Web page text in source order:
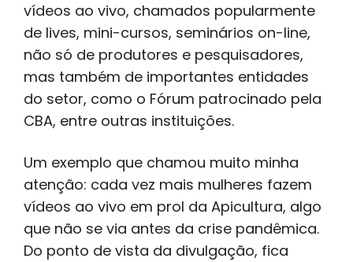
vídeos ao vivo, chamados popularmente
de lives, mini-cursos, seminários on-line,
não só de produtores e pesquisadores,
mas também de importantes entidades
do setor, como o Fórum patrocinado pela
CBA, entre outras instituições.
Um exemplo que chamou muito minha
atenção: cada vez mais mulheres fazem
vídeos ao vivo em prol da Apicultura, algo
que não se via antes da crise pandêmica.
Do ponto de vista da divulgação, fica